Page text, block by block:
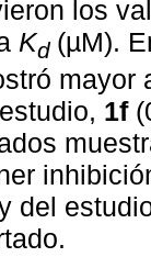
los
Kd (µM).
1f
del